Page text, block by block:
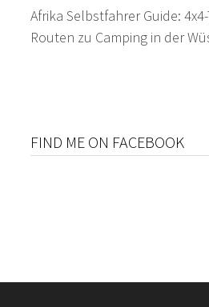
Afrika Selbstfahrer Guide:
Routen zu Camping in der
FIND ME ON FACEBOOK